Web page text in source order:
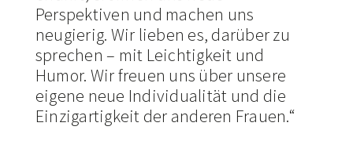
Perspektiven und machen uns
neugierig. Wir lieben es, darüber zu
sprechen – mit Leichtigkeit und
Humor. Wir freuen uns über unsere
eigene neue Individualität und die
Einzigartigkeit der anderen Frauen.“